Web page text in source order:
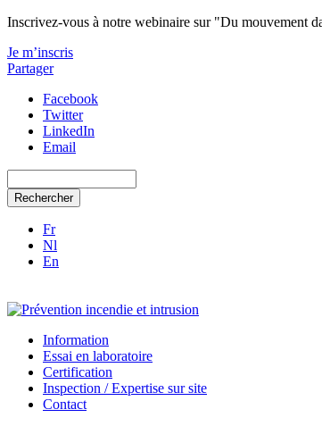
Aller au contenu principal
Inscrivez-vous à notre webinaire sur "Du mouvement
Je m’inscris
Partager
Facebook
Twitter
LinkedIn
Email
Rechercher
Fr
Nl
En
Information
Essai en laboratoire
Certification
Inspection / Expertise sur site
Contact